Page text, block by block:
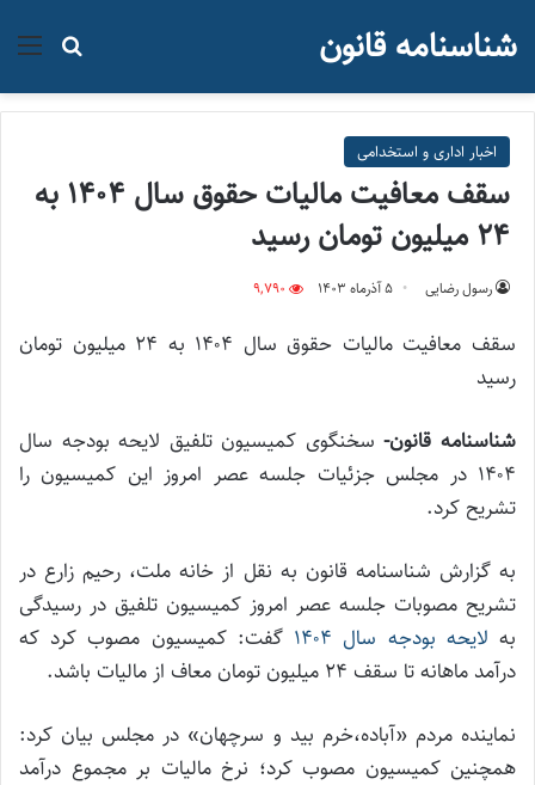
جستجو شناسنامه قانون
اخبار اداری و استخدامی
سقف معافیت مالیات حقوق سال ۱۴۰۴ به
۲۴ میلیون تومان رسید
رسول رضایی ۵ آذر‌ماه ۱۴۰۳ 9,790
سقف معافیت مالیات حقوق سال ۱۴۰۴ به ۲۴ میلیون تومان
رسید
شناسنامه قانون-سخنگوی کمیسیون تلفیق لایحه بودجه سال
۱۴۰۴ در مجلس جزئیات جلسه عصر امروز این کمیسیون را
تشریح کرد.
به گزارش شناسنامه قانون به نقل از خانه ملت، رحیم زارع در
تشریح مصوبات جلسه عصر امروز کمیسیون تلفیق در رسیدگی
بهلایحه بودجه سال ۱۴۰۴
گفت: کمیسیون مصوب کرد که
درآمد ماهانه تا سقف ۲۴ میلیون تومان معاف از مالیات باشد.
نماینده مردم «آباده،خرم بید و سرچهان» در مجلس بیان کرد:
همچنین کمیسیون مصوب کرد؛ نرخ مالیات بر مجموع درآمد